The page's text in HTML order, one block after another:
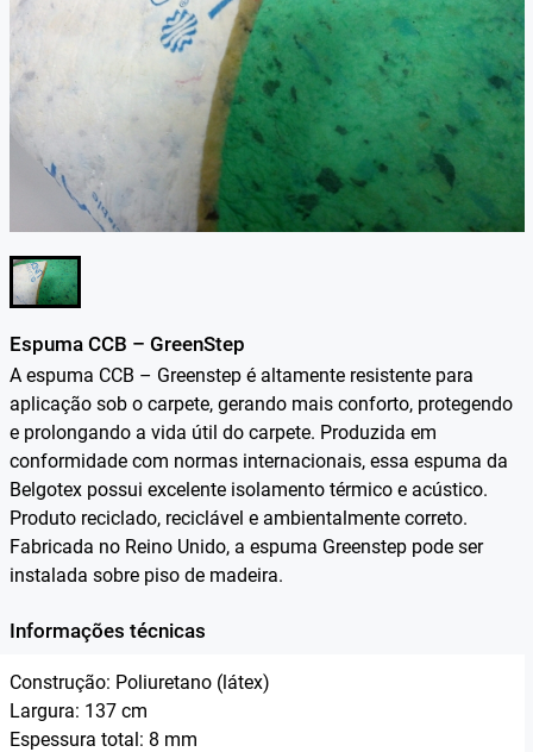
Espuma CCB – GreenStep
A espuma CCB – Greenstep é altamente resistente para
aplicação sob o carpete, gerando mais conforto, protegendo
e prolongando a vida útil do carpete. Produzida em
conformidade com normas internacionais, essa espuma da
Belgotex possui excelente isolamento térmico e acústico.
Produto reciclado, reciclável e ambientalmente correto.
Fabricada no Reino Unido, a espuma Greenstep pode ser
instalada sobre piso de madeira.
Informações técnicas
Construção: Poliuretano (látex)
Largura: 137 cm
Espessura total: 8 mm